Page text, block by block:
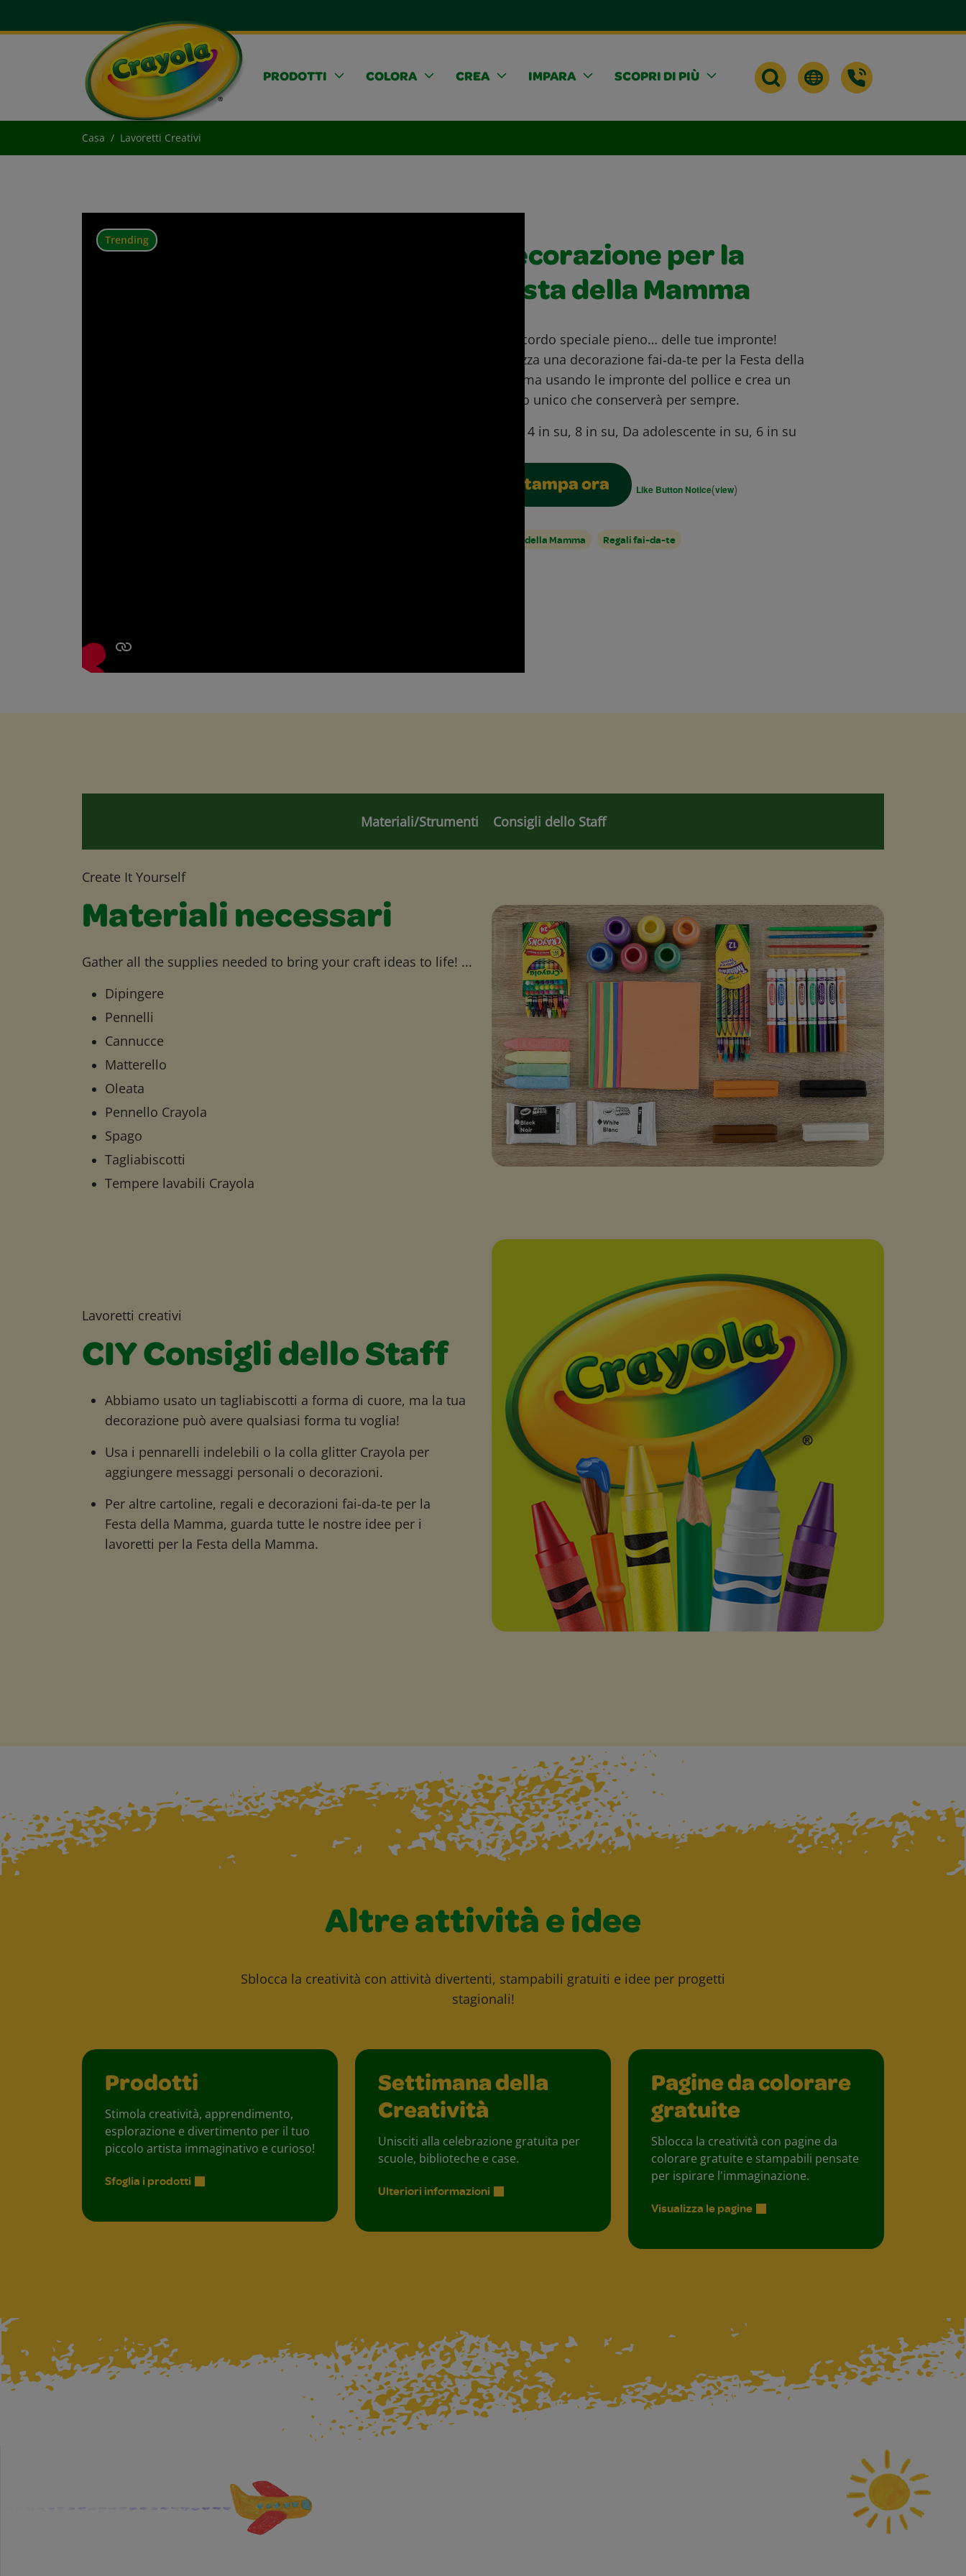
PRODOTTI COLORA CREA IMPARA SCOPRI DI PIÙ
Casa Lavoretti Creativi
Trending
Decorazione per la
Festa della Mamma
Un ricordo speciale pieno… delle tue impronte!
Realizza una decorazione fai‑da‑te per la Festa della
Mamma usando le impronte del pollice e crea un
regalo unico che conserverà per sempre.
4 in su, 8 in su, Da adolescente in su, 6 in su
Stampa ora Like Button Notice(view)
Festa della Mamma Regali fai-da-te
Materiali/Strumenti Consigli dello Staff
Create It Yourself
Materiali necessari
Gather all the supplies needed to bring your craft ideas to life! ...
Dipingere
Pennelli
Cannucce
Matterello
Oleata
Pennello Crayola
Spago
Tagliabiscotti
Tempere lavabili Crayola
Lavoretti creativi
CIY Consigli dello Staff
Abbiamo usato un tagliabiscotti a forma di cuore, ma la tua
decorazione può avere qualsiasi forma tu voglia!
Usa i pennarelli indelebili o la colla glitter Crayola per
aggiungere messaggi personali o decorazioni.
Per altre cartoline, regali e decorazioni fai-da-te per la
Festa della Mamma, guarda tutte le nostre idee per i
lavoretti per la Festa della Mamma.
Altre attività e idee
Sblocca la creatività con attività divertenti, stampabili gratuiti e idee per progetti
stagionali!
Prodotti
Stimola creatività, apprendimento,
esplorazione e divertimento per il tuo
piccolo artista immaginativo e curioso!
Sfoglia i prodotti
Settimana della
Creatività
Unisciti alla celebrazione gratuita per
scuole, biblioteche e case.
Ulteriori informazioni
Pagine da colorare
gratuite
Sblocca la creatività con pagine da
colorare gratuite e stampabili pensate
per ispirare l'immaginazione.
Visualizza le pagine